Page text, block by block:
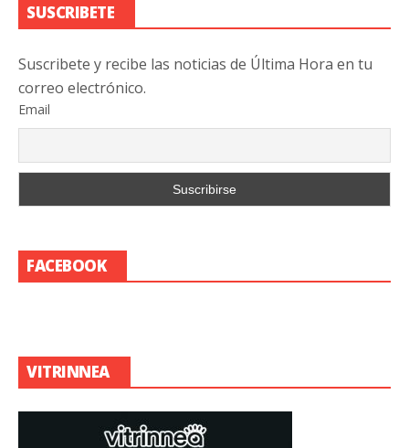
SUSCRIBETE
Suscribete y recibe las noticias de Última Hora en tu
correo electrónico.
Email
FACEBOOK
VITRINNEA